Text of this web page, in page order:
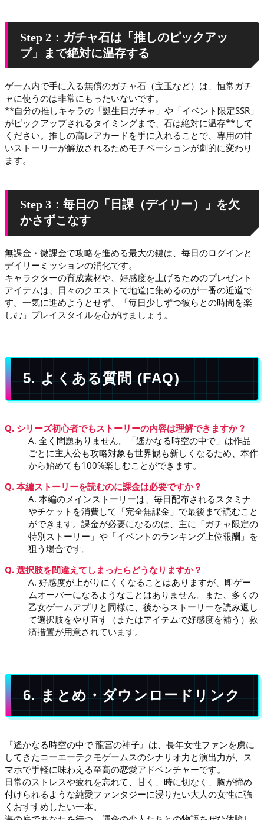
Step 2：ガチャ石は「推しのピックアッ
プ」まで絶対に温存する
ゲーム内で手に入る無償のガチャ石（宝玉など）は、恒常ガチ
ャに使うのは非常にもったいないです。
**自分の推しキャラの「誕生日ガチャ」や「イベント限定SSR」
がピックアップされるタイミングまで、石は絶対に温存**して
ください。推しの高レアカードを手に入れることで、専用の甘
いストーリーが解放されるためモチベーションが劇的に変わり
ます。
Step 3：毎日の「日課（デイリー）」を欠
かさずこなす
無課金・微課金で攻略を進める最大の鍵は、毎日のログインと
デイリーミッションの消化です。
キャラクターの育成素材や、好感度を上げるためのプレゼント
アイテムは、日々のクエストで地道に集めるのが一番の近道で
す。一気に進めようとせず、「毎日少しずつ彼らとの時間を楽
しむ」プレイスタイルを心がけましょう。
5. よくある質問 (FAQ)
Q. シリーズ初心者でもストーリーの内容は理解できますか？
A. 全く問題ありません。「遙かなる時空の中で」は作品
ごとに主人公も攻略対象も世界観も新しくなるため、本作
から始めても100%楽しむことができます。
Q. 本編ストーリーを読むのに課金は必要ですか？
A. 本編のメインストーリーは、毎日配布されるスタミナ
やチケットを消費して「完全無課金」で最後まで読むこと
ができます。課金が必要になるのは、主に「ガチャ限定の
特別ストーリー」や「イベントのランキング上位報酬」を
狙う場合です。
Q. 選択肢を間違えてしまったらどうなりますか？
A. 好感度が上がりにくくなることはありますが、即ゲー
ムオーバーになるようなことはありません。また、多くの
乙女ゲームアプリと同様に、後からストーリーを読み返し
て選択肢をやり直す（またはアイテムで好感度を補う）救
済措置が用意されています。
6. まとめ・ダウンロードリンク
『遙かなる時空の中で 龍宮の神子』は、長年女性ファンを虜に
してきたコーエーテクモゲームスのシナリオ力と演出力が、ス
マホで手軽に味わえる至高の恋愛アドベンチャーです。
日常のストレスや疲れを忘れて、甘く、時に切なく、胸が締め
付けられるような純愛ファンタジーに浸りたい大人の女性に強
くおすすめしたい一本。